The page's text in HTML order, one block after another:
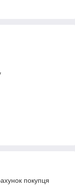
покупця